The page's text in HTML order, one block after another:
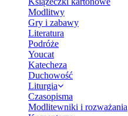
Modlitwy
Gry i zabawy
Literatura
Podróże
Youcat
Katecheza
Duchowość
Liturgia
Czasopisma
Modlitewniki i rozważania